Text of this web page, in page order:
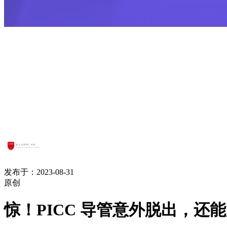
发布于：2023-08-31
原创
惊！PICC 导管意外脱出，还